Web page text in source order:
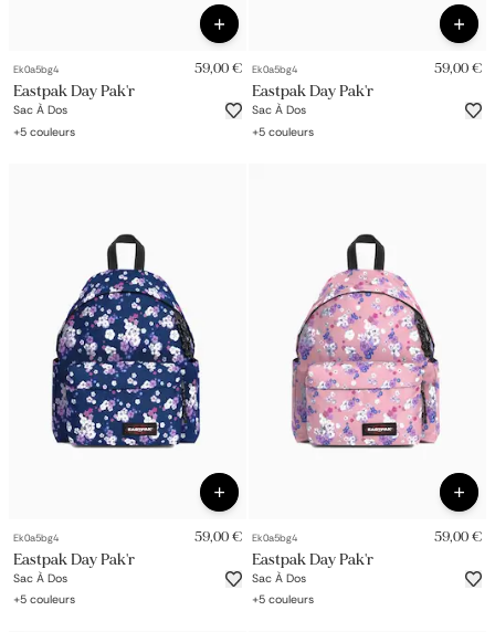
Ek0a5bg4 59,00 €
Eastpak Day Pak'r
Sac À Dos
+5 couleurs
Ek0a5bg4 59,00 €
Eastpak Day Pak'r
Sac À Dos
+5 couleurs
Ek0a5bg4 59,00 €
Eastpak Day Pak'r
Sac À Dos
+5 couleurs
Ek0a5bg4 59,00 €
Eastpak Day Pak'r
Sac À Dos
+5 couleurs